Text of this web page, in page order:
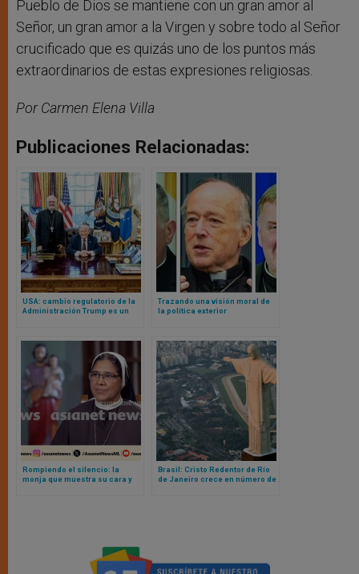
Pueblo de Dios se mantiene con un gran amor al
Señor, un gran amor a la Virgen y sobre todo al Señor
crucificado que es quizás uno de los puntos más
extraordinarios de estas expresiones religiosas.
Por Carmen Elena Villa
Publicaciones Relacionadas:
USA: cambio regulatorio de la
Administración Trump es un
servicios religiosos
esenciales
Trazando una visión moral de
la política exterior
3 cardenales estadounidenses
Rompiendo el silencio: la
monja que muestra su cara y
Brasil: Cristo Redentor de Río
de Janeiro crece en número de